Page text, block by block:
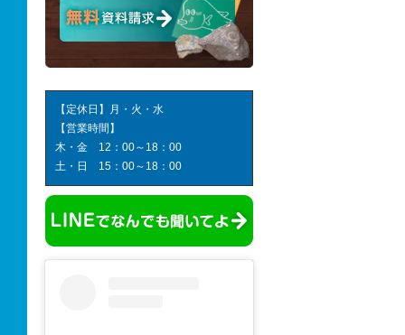
【定休日】月・火・水
【営業時間】
木・金 12：00～18：00
土・日 15：00～18：00